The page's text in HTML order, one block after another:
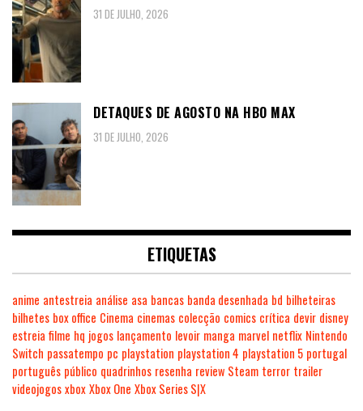
31 DE JULHO, 2026
DETAQUES DE AGOSTO NA HBO MAX
31 DE JULHO, 2026
ETIQUETAS
anime antestreia análise asa bancas banda desenhada bd bilheteiras
bilhetes box office Cinema cinemas colecção comics crítica devir disney
estreia filme hq jogos lançamento levoir manga marvel netflix Nintendo
Switch passatempo pc playstation playstation 4 playstation 5 portugal
português público quadrinhos resenha review Steam terror trailer
videojogosxboxXbox One Xbox Series S|X